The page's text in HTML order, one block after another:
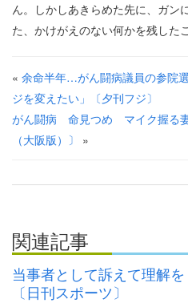
ん。しかしあきらめた先に、ガン
た、かけがえのない何かを残した
« 余命半年…がん闘病議員の参院
ジを変えたい」〔夕刊フジ〕
がん闘病 命見つめ マイク握る
（大阪版）〕
»
関連記事
当事者として訴えて理解
〔日刊スポーツ〕